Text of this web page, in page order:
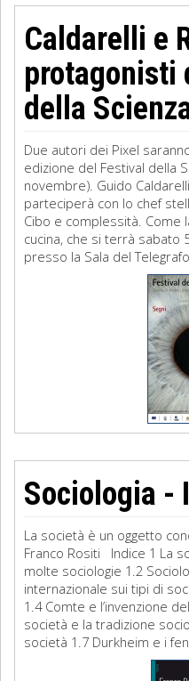
Caldarelli e
protagonisti
della
Due autori dei Pixel
edizione del Festival della
novembre). Guido
parteciperà con lo chef
Cibo e complessità. Come
cucina, che si terrà sabato
presso la Sala del
Sociologia -
La società è un oggetto
Franco Rositi Indice 1 La
molte sociologie 1.2
internazionale sui tipi di
1.4 Comte e l’invenzione
società e la tradizione
società 1.7 Durkheim e i